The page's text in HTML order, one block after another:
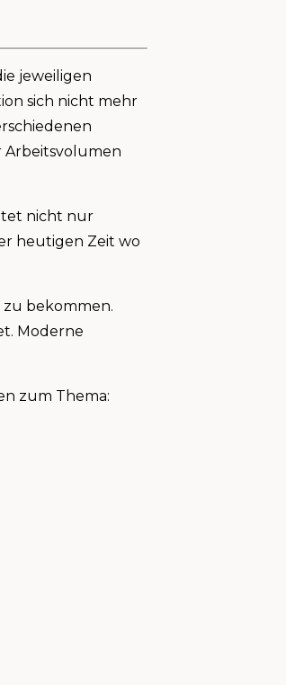
jeweiligen
sich nicht mehr
Arbeitsvolumen
nicht nur
heutigen Zeit wo
bekommen.
Moderne
zum Thema: